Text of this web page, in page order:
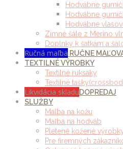
Hodvábne
Hodvábne
Hodvábne
Zimné šále z Merino
Doplnky k šatkám a
Ručná maľba RUČNE
TEXTILNÉ VÝROBKY
Textilné ruksaky
Textilné
Likvidácia skladuDOPREDAJ
SLUŽBY
Maľba na kožu
Maľba na hodváb
Pletené kožené
Pre firemných